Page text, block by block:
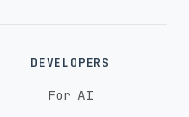
DEVELOPERS
For AI